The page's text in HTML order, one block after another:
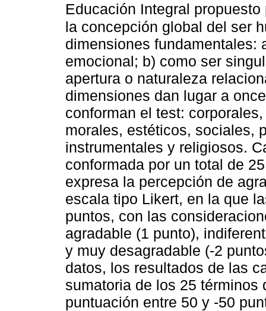
Educación Integral
la concepción global del ser
dimensiones fundamentales:
emocional; b) como ser
apertura o naturaleza
dimensiones dan lugar a
conforman el test:
morales, estéticos, sociales,
instrumentales y religiosos.
conformada por un total de
expresa la percepción de
escala tipo Likert, en la que
puntos, con las
agradable (1 punto),
y muy desagradable (-2
datos, los resultados de las
sumatoria de los 25
puntuación entre 50 y -50